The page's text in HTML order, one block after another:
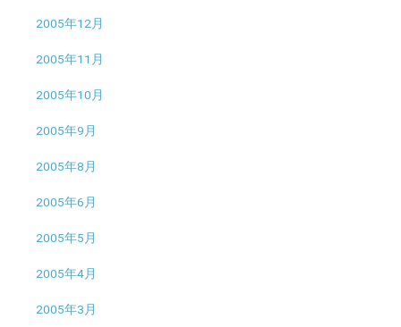
2005年12月
2005年11月
2005年10月
2005年9月
2005年8月
2005年6月
2005年5月
2005年4月
2005年3月